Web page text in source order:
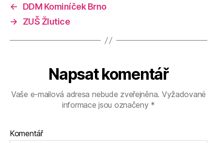
←
DDM Kominíček Brno
→
ZUŠ Žlutice
Napsat komentář
Vaše e-mailová adresa nebude zveřejněna. Vyžadované
informace jsou označeny *
Komentář